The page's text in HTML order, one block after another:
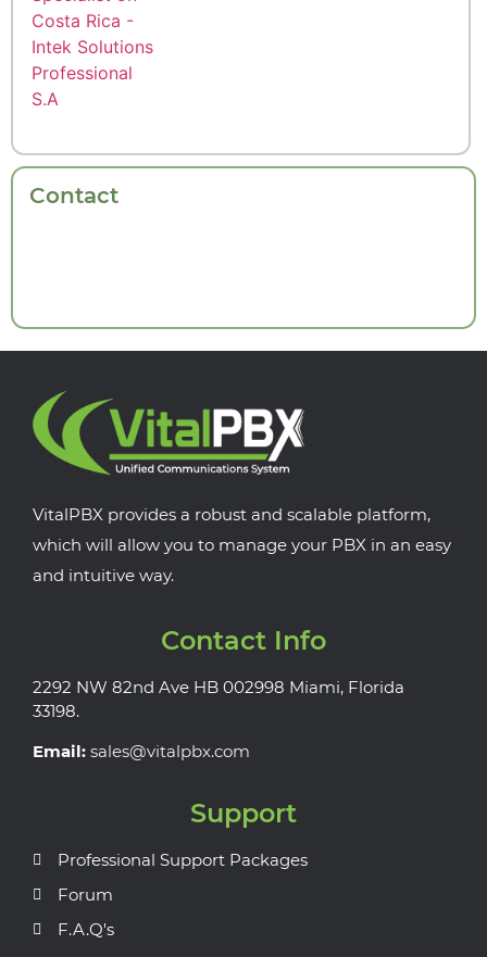
Contact
VitalPBX provides a robust and scalable platform,
which will allow you to manage your PBX in an easy
and intuitive way.
Contact Info
2292 NW 82nd Ave HB 002998 Miami, Florida
33198.
Email: sales@vitalpbx.com
Support
Professional Support Packages
Forum
F.A.Q's